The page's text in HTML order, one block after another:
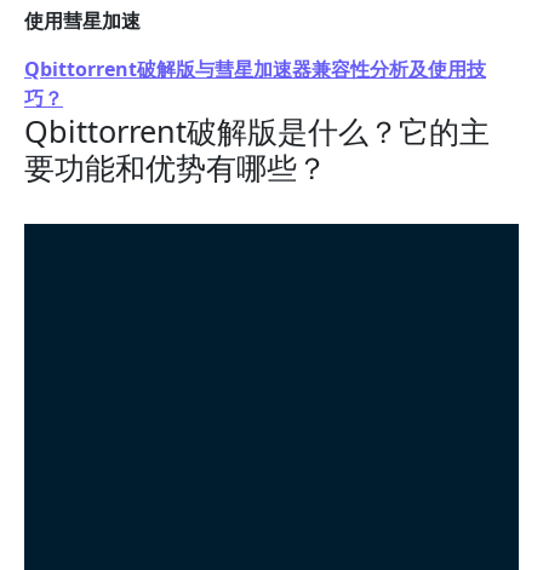
使用彗星加速
Qbittorrent破解版与彗星加速器兼容性分析及使用技
巧？
Qbittorrent破解版是什么？它的主
要功能和优势有哪些？